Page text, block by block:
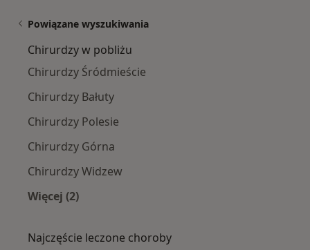
Powiązane wyszukiwania
Chirurdzy w pobliżu
Chirurdzy Śródmieście
Chirurdzy Bałuty
Chirurdzy Polesie
Chirurdzy Górna
Chirurdzy Widzew
Więcej (2)
Najczęście leczone choroby